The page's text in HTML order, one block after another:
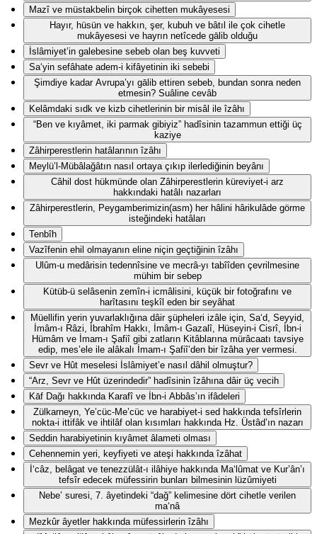
Mazî ve müstakbelin birçok cihetten mukâyesesi
Hayır, hüsün ve hakkın, şer, kubuh ve bâtıl ile çok cihetle
mukâyesesi ve hayrın netîcede gālib olduğu
İslâmiyet’in galebesine sebeb olan beş kuvveti
Sa‘yin sefâhate adem-i kifâyetinin iki sebebi
Şimdiye kadar Avrupa’yı gālib ettiren sebeb, bundan sonra neden
etmesin? Suâline cevâb
Kelâmdaki sıdk ve kizb cihetlerinin bir misâl ile îzâhı
“Ben ve kıyâmet, iki parmak gibiyiz” hadîsinin tazammun ettiği üç
kaziye
Zâhirperestlerin hatâlarının îzâhı
Meylü’l-Mübâlağâtın nasıl ortaya çıkıp ilerlediğinin beyânı
Câhil dost hükmünde olan Zâhirperestlerin küreviyet-i arz
hakkındaki hatâlı nazarları
Zâhirperestlerin, Peygamberimizin(asm) her hâlini hârikulâde görme
isteğindeki hatâları
Tenbîh
Vazîfenin ehil olmayanın eline niçin geçtiğinin îzâhı
Ulûm-u medârisin tedennîsine ve mecrâ-yı tabîîden çevrilmesine
mühim bir sebep
Kütüb-ü selâsenin zemîn-i icmâlisini, küçük bir fotoğrafını ve
harîtasını teşkîl eden bir seyâhat
Müellifin yerin yuvarlaklığına dâir şüpheleri izâle için, Sa‘d, Seyyid,
İmâm-ı Râzi, İbrahîm Hakkı, İmâm-ı Gazalî, Hüseyin-i Cisrî, İbn-i
Hümâm ve İmam-ı Şafiî gibi zatların Kitâblarına mürâcaatı tavsiye
edip, mes’ele ile alâkalı İmam-ı Şafiî’den bir îzâha yer vermesi.
Sevr ve Hût meselesi İslâmiyet’e nasıl dâhil olmuştur?
“Arz, Sevr ve Hût üzerindedir” hadîsinin îzâhına dâir üç vecih
Kāf Dağı hakkında Karafî ve İbn-i Abbâs’ın ifâdeleri
Zülkarneyn, Ye’cüc-Me’cüc ve harabiyet-i sed hakkında tefsîrlerin
nokta-i ittifâk ve ihtilâf olan kısımları hakkında Hz. Üstâd’ın nazarı
Seddin harabiyetinin kıyâmet âlameti olması
Cehennemin yeri, keyfiyeti ve ateşi hakkında îzâhat
İ‘câz, belâgat ve tenezzülât-ı ilâhiye hakkında Ma‘lûmat ve Kur’ân’ı
tefsîr edecek müfessirin bunları bilmesinin lüzûmiyeti
Nebe’ suresi, 7. âyetindeki “dağ” kelimesine dört cihetle verilen
ma‘nâ
Mezkûr âyetler hakkında müfessirlerin îzâhı